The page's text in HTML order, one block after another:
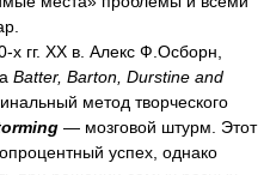
XX в. Алекс Ф.Осборн,
Batter, Barton, Durstine and
метод творческого
— мозговой штурм. Этот
успех, однако